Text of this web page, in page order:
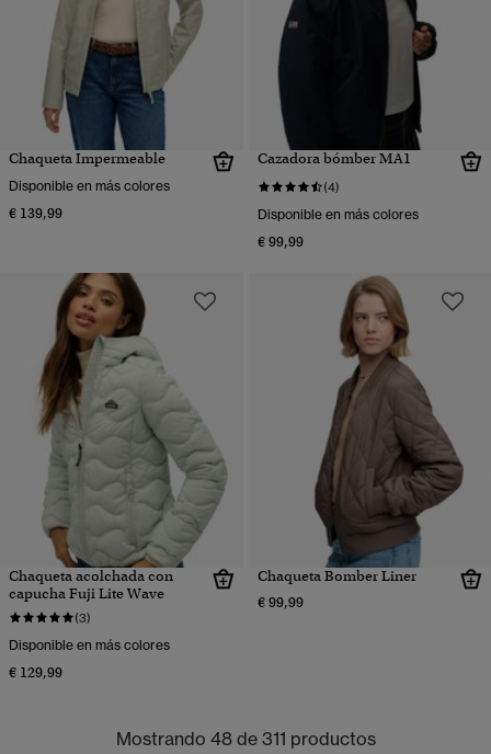
Chaqueta Impermeable
Disponible en más colores
€ 139,99
Cazadora bómber MA1
(4)
Disponible en más colores
€ 99,99
Chaqueta acolchada con
capucha Fuji Lite Wave
(3)
Disponible en más colores
€ 129,99
Chaqueta Bomber Liner
€ 99,99
Mostrando 48 de 311 productos